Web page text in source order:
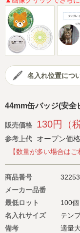
会社概要
名入れ位置につ
44mm缶バッジ(安全
販売価格 130円（
参考上代 オープン価格
【数量が多い場合はご
商品番号
32253
メーカー品番
最低ロット
100個
名入れサイズ
テン
備考
適量